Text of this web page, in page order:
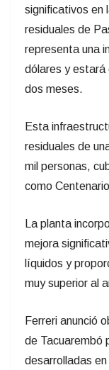
significativos en
residuales de
representa una
dólares y estará
dos meses.
Esta
residuales de
mil personas,
como
La planta
mejora
líquidos y
muy superior al
Ferreri anunció
de Tacuarembó
desarrolladas